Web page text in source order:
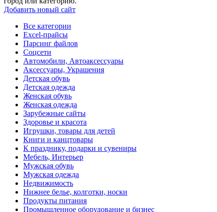
Добавить новый сайт
Все категории
Excel-прайсы
Парсинг файлов
Соцсети
Автомобили, Автоаксессуары
Аксессуары, Украшения
Детская обувь
Детская одежда
Женская обувь
Женская одежда
Зарубежные сайты
Здоровье и красота
Игрушки, товары для детей
Книги и канцтовары
К празднику, подарки и сувениры
Мебель, Интерьер
Мужская обувь
Мужская одежда
Недвижимость
Нижнее белье, колготки, носки
Продукты питания
Промышленное оборудование и бизнес